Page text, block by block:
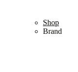
Shop
Brand